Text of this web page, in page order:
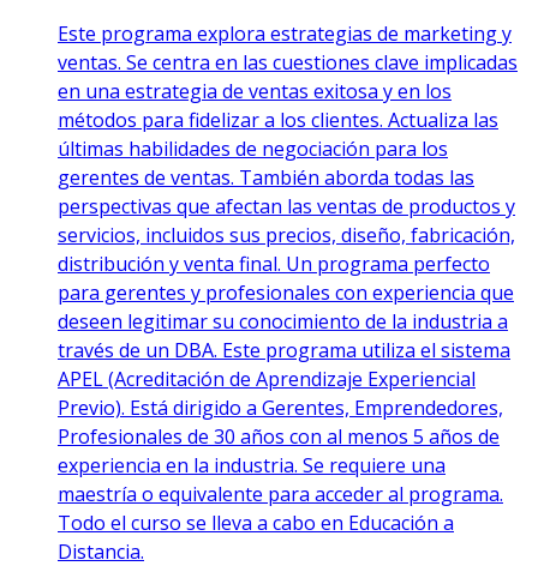
Este programa explora estrategias de marketing y
ventas. Se centra en las cuestiones clave implicadas
en una estrategia de ventas exitosa y en los
métodos para fidelizar a los clientes. Actualiza las
últimas habilidades de negociación para los
gerentes de ventas. También aborda todas las
perspectivas que afectan las ventas de productos y
servicios, incluidos sus precios, diseño, fabricación,
distribución y venta final. Un programa perfecto
para gerentes y profesionales con experiencia que
deseen legitimar su conocimiento de la industria a
través de un DBA. Este programa utiliza el sistema
APEL (Acreditación de Aprendizaje Experiencial
Previo). Está dirigido a Gerentes, Emprendedores,
Profesionales de 30 años con al menos 5 años de
experiencia en la industria. Se requiere una
maestría o equivalente para acceder al programa.
Todo el curso se lleva a cabo en Educación a
Distancia.